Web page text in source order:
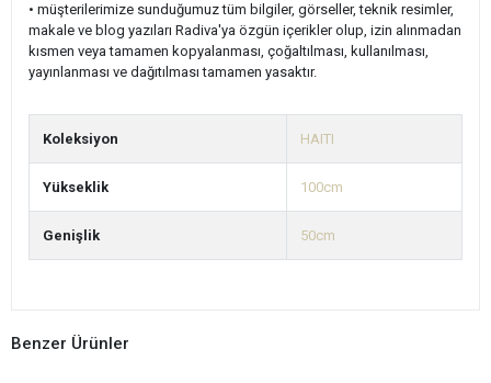
• müşterilerimize sunduğumuz tüm bilgiler, görseller, teknik resimler,
makale ve blog yazıları Radiva'ya özgün içerikler olup, izin alınmadan
kısmen veya tamamen kopyalanması, çoğaltılması, kullanılması,
yayınlanması ve dağıtılması tamamen yasaktır.
Koleksiyon HAITI
Yükseklik 100cm
Genişlik 50cm
Benzer Ürünler